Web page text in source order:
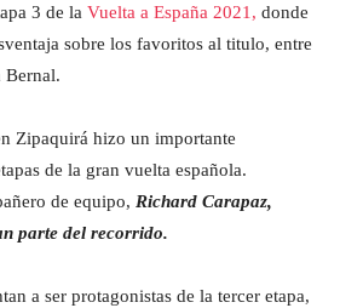
3 de la Vuelta a España 2021, donde
sobre los favoritos al titulo, entre
Bernal.
Zipaquirá hizo un importante
de la gran vuelta española.
de equipo, Richard Carapaz,
parte del recorrido.
a ser protagonistas de la tercer etapa,